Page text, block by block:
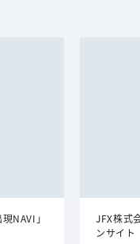
NAVI」
JFX株式
ンサイト